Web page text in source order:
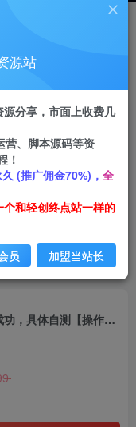
24小时自动赚钱
外面收费88撸腾讯会员2年，号称百分百成功，具体自测【操作教程】
源站
源分享，市面上收费几
营、脚本源码等资
！
(推广佣金70%)， 全
和轻创终点站一样的
员 加盟当站长